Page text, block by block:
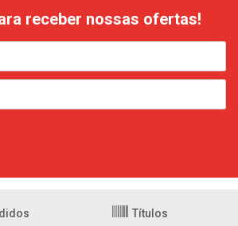
receber nossas ofertas!
Títulos